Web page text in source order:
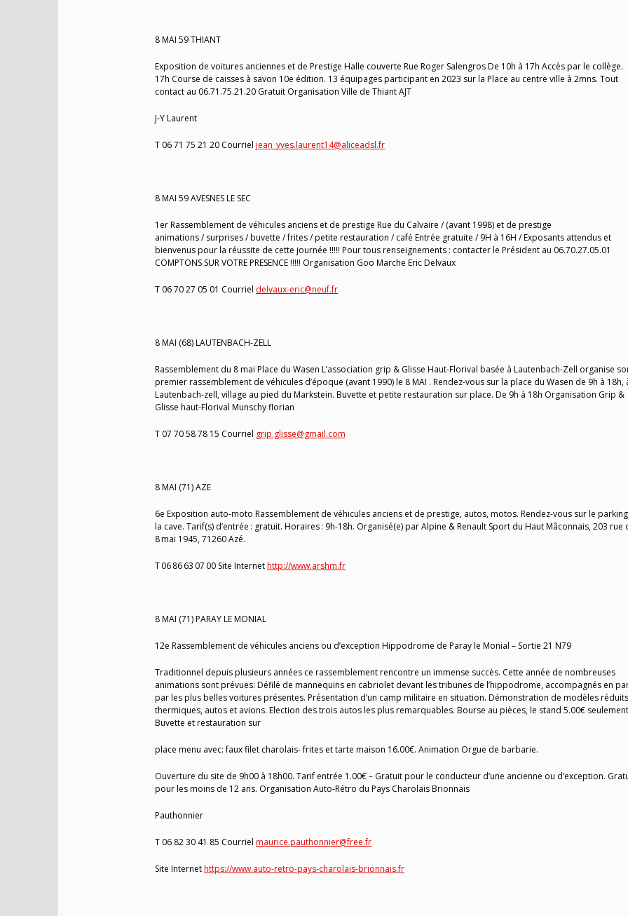
8 MAI 59 THIANT
Exposition de voitures anciennes et de Prestige Halle couverte Rue Roger Salengros De 10h à 17h Accès par le collège.
17h Course de caisses à savon 10e édition. 13 équipages participant en 2023 sur la Place au centre ville à 2mns. Tout
contact au 06.71.75.21.20 Gratuit Organisation Ville de Thiant AJT
J-Y Laurent
T 06 71 75 21 20 Courriel jean_yves.laurent14@aliceadsl.fr
8 MAI 59 AVESNES LE SEC
1er Rassemblement de véhicules anciens et de prestige Rue du Calvaire / (avant 1998) et de prestige
animations / surprises / buvette / frites / petite restauration / café Entrée gratuite / 9H à 16H / Exposants attendus et
bienvenus pour la réussite de cette journée !!!!! Pour tous renseignements : contacter le Président au 06.70.27.05.01
COMPTONS SUR VOTRE PRESENCE !!!!! Organisation Goo Marche Eric Delvaux
T 06 70 27 05 01 Courriel delvaux-eric@neuf.fr
8 MAI (68) LAUTENBACH-ZELL
Rassemblement du 8 mai Place du Wasen L’association grip & Glisse Haut-Florival basée à Lautenbach-Zell organise
premier rassemblement de véhicules d’époque (avant 1990) le 8 MAI . Rendez-vous sur la place du Wasen de 9h à 18h,
Lautenbach-zell, village au pied du Markstein. Buvette et petite restauration sur place. De 9h à 18h Organisation Grip &
Glisse haut-Florival Munschy florian
T 07 70 58 78 15 Courriel grip.glisse@gmail.com
8 MAI (71) AZE
6e Exposition auto-moto Rassemblement de véhicules anciens et de prestige, autos, motos. Rendez-vous sur le
la cave. Tarif(s) d’entrée : gratuit. Horaires : 9h-18h. Organisé(e) par Alpine & Renault Sport du Haut Mâconnais, 203 rue
8 mai 1945, 71260 Azé.
T 06 86 63 07 00 Site Internethttp://www.arshm.fr
8 MAI (71) PARAY LE MONIAL
12e Rassemblement de véhicules anciens ou d’exception Hippodrome de Paray le Monial – Sortie 21 N79
Traditionnel depuis plusieurs années ce rassemblement rencontre un immense succès. Cette année de nombreuses
animations sont prévues: Défilé de mannequins en cabriolet devant les tribunes de l’hippodrome, accompagnés en
par les plus belles voitures présentes. Présentation d’un camp militaire en situation. Démonstration de modèles réduits
thermiques, autos et avions. Election des trois autos les plus remarquables. Bourse au pièces, le stand 5.00€
Buvette et restauration sur
place menu avec: faux filet charolais- frites et tarte maison 16.00€. Animation Orgue de barbarie.
Ouverture du site de 9h00 à 18h00. Tarif entrée 1.00€ – Gratuit pour le conducteur d’une ancienne ou d’exception.
pour les moins de 12 ans. Organisation Auto-Rétro du Pays Charolais Brionnais
Pauthonnier
T 06 82 30 41 85 Courriel maurice.pauthonnier@free.fr
Site Internethttps://www.auto-retro-pays-charolais-brionnais.fr